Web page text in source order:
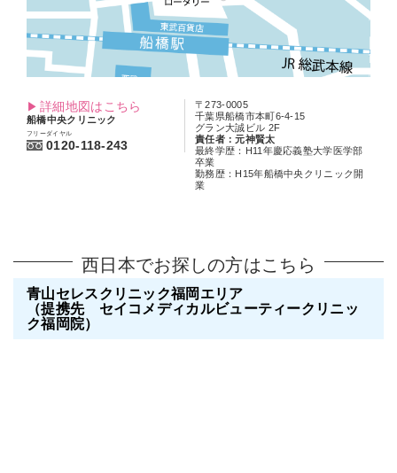
詳細地図はこちら
船橋中央クリニック
フリーダイヤル
0120-118-243
〒273-0005
千葉県船橋市本町6-4-15
グラン大誠ビル 2F
責任者：元神賢太
最終学歴：H11年慶応義塾大学医学部
卒業
勤務歴：H15年船橋中央クリニック開
業
西日本でお探しの方はこちら
青山セレスクリニック福岡エリア
（提携先 セイコメディカルビューティークリニッ
ク福岡院）